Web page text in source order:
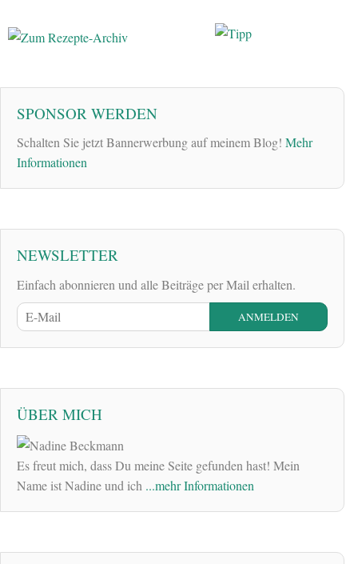
SPONSOR WERDEN
Schalten Sie jetzt Bannerwerbung auf meinem Blog! Mehr
Informationen
NEWSLETTER
Einfach abonnieren und alle Beiträge per Mail erhalten.
ÜBER MICH
Es freut mich, dass Du meine Seite gefunden hast! Mein
Name ist Nadine und ich ...mehr Informationen